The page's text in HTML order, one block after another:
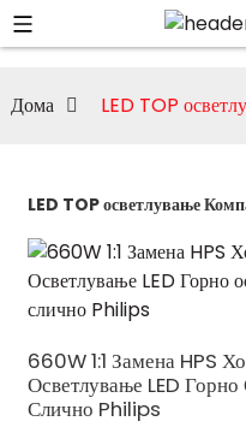
Дома LED TOP
LED TOP осветлување
660W 1:1 Замена HPS
Осветлување LED
Слично Philips